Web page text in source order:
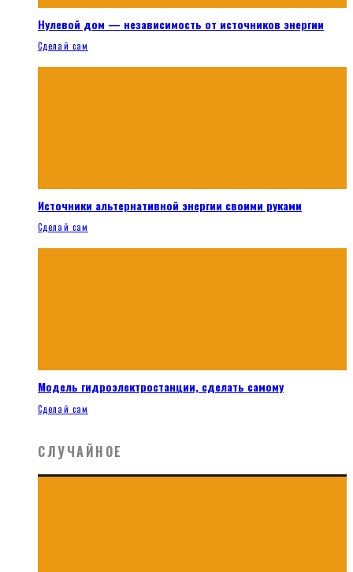
Нулевой дом — независимость от источников энергии
Сделай сам
Источники альтернативной энергии своими руками
Сделай сам
Модель гидроэлектростанции, сделать самому
Сделай сам
СЛУЧАЙНОЕ